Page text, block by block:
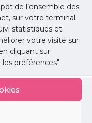
de l’ensemble des
sur votre terminal.
statistiques et
votre visite sur
cliquant sur
préférences"
d’Organisation
en place au
de compétition
de Paris, ainsi
pendant la durée
des hôpitaux
et Paralympiques :
Beaujon et
pour permettre
et personnel
sur la